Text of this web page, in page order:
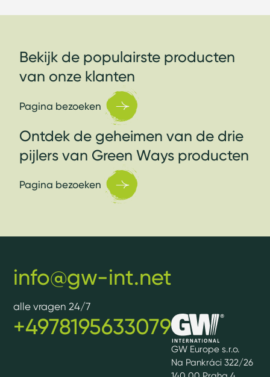
Bekijk de populairste producten
van onze klanten
Pagina bezoeken
Ontdek de geheimen van de drie
pijlers van Green Ways producten
Pagina bezoeken
GW Europe s.r.o.
Na Pankráci 322/26
info@gw-int.net
alle vragen 24/7
+4978195633079